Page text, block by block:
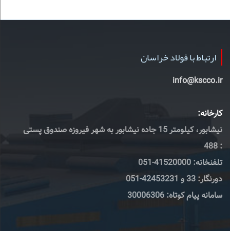
ارتباط با فولاد خراسان
info@kscco.ir
کارخانه:
نیشابور، کیلومتر 15 جاده نیشابور به شهر فیروزه صندوق پستی
: 488
تلفنخانه: 41520000-051
دورنگار: 33 و 42453231-051
سامانه پیام کوتاه: 30006306